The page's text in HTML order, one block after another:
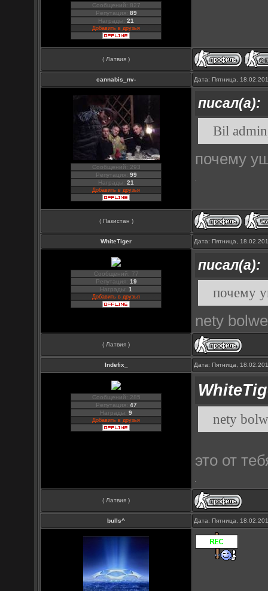
Сообщений: 827
Репутация: 89
Награды:21
Добавить в друзья
( Латвия )
cannabis_nv- Дата: Пятница,
Сообщений: 293
Репутация: 99
Награды:21
Добавить в друзья
писал(а):
Bil
почему
( Пакистан )
WhiteTiger Дата: Пятница,
Сообщений: 77
Репутация: 19
Награды:1
Добавить в друзья
писал(а):
почему
nety
( Латвия )
Indefix_ Дата: Пятница,
Сообщений: 285
Репутация: 47
Награды:9
Добавить в друзья nety
это от
( Латвия )
bulls^ Дата: Пятница,